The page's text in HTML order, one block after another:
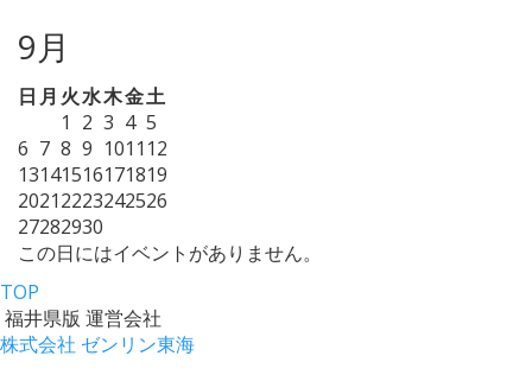
9月
日 月 火水木金土
1 2 3 4 5
6 7 8 9 1011 12
13141516171819
20212223242526
27282930
この日にはイベントがありません。
TOP
福井県版 運営会社
株式会社 ゼンリン東海